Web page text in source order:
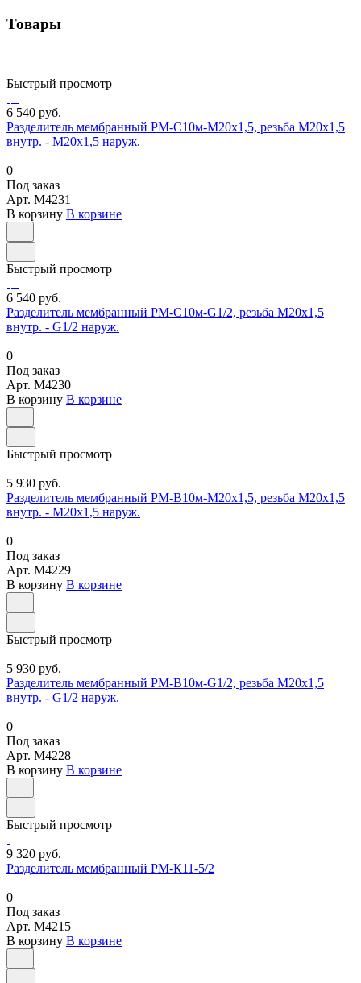
Товары
Быстрый просмотр
6 540 руб.
Разделитель мембранный РМ-С10м-М20х1,5, резьба М20х1,5
внутр. - М20х1,5 наруж.
0
Под заказ
Арт. M4231
В корзину В корзине
Быстрый просмотр
6 540 руб.
Разделитель мембранный РМ-С10м-G1/2, резьба М20х1,5
внутр. - G1/2 наруж.
0
Под заказ
Арт. M4230
В корзину В корзине
Быстрый просмотр
5 930 руб.
Разделитель мембранный РМ-В10м-М20х1,5, резьба М20х1,5
внутр. - М20х1,5 наруж.
0
Под заказ
Арт. M4229
В корзину В корзине
Быстрый просмотр
5 930 руб.
Разделитель мембранный РМ-В10м-G1/2, резьба М20х1,5
внутр. - G1/2 наруж.
0
Под заказ
Арт. M4228
В корзину В корзине
Быстрый просмотр
9 320 руб.
Разделитель мембранный РМ-К11-5/2
0
Под заказ
Арт. M4215
В корзину В корзине